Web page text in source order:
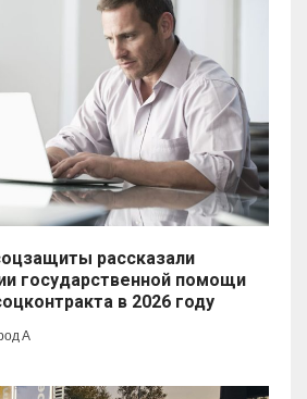
рассказали
государственной помощи
в 2026 году
А